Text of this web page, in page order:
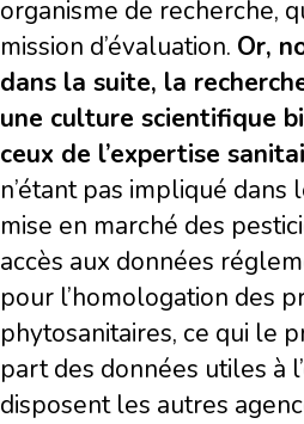
organisme de recherche,
mission d’évaluation. Or,
dans la suite, la
une culture scientifique
ceux de l’expertise
n’étant pas impliqué dans
mise en marché des
accès aux données
pour l’homologation des
phytosanitaires, ce qui le
part des données utiles à
disposent les autres